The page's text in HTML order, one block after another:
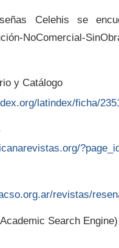
Celehis se
NoComercial-
y Catálogo
latindex/ficha/
revistas/
Search Engine)